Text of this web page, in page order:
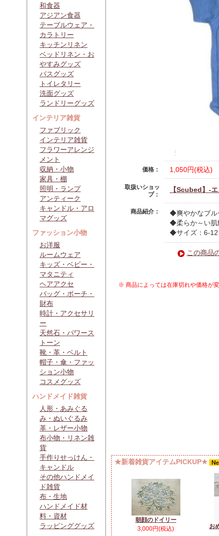
和食器
アジアン食器
テーブルウェア・
カラトリー
キッチンリネン
ベッドリネン・お
やすみグッズ
バスグッズ
トイレタリー
洗面グッズ
ランドリーグッズ
インテリア雑貨
ファブリック
インテリア雑貨
フラワーアレンジ
メント
収納・小物
家具・棚
照明・ランプ
アンティーク
キャンドル・アロ
マグッズ
ファッション小物
お洋服
ルームウェア
キッズ・ベビー・
マタニティ
ヘアアクセ
バッグ・ポーチ・
財布
時計・アクセサリ
ー
天然石・パワース
トーン
靴・革・ベルト
帽子・傘・ファッ
ション小物
コスメグッズ
ハンドメイド雑貨
人形・あみぐる
み・ぬいぐるみ
革・レザー小物
布小物・リネン雑
貨
手作りせっけん・
キャンドル
その他ハンドメイ
ド雑貨
布・生地
ハンドメイド材
料・資材
ラッピンググッズ
価格： 1,050円(税込)
取扱いショッ
プ：
【Scubed】-
商品紹介：
◆爽やかなブ
◆柔らか～い肌
◆サイズ：6-
この商品
※ 商品によっては在庫切れや価格が
★新着雑貨アイテムPICKUP★
朝顔のドイリー
3,000円(税込)
お